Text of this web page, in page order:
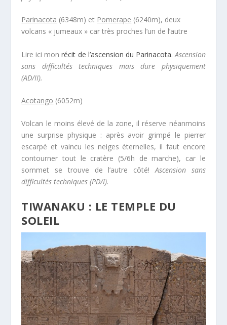
Parinacota (6348m) et Pomerape (6240m), deux
volcans « jumeaux » car très proches l’un de l’autre
Lire ici monrécit de l’ascension du Parinacota. Ascension
sans difficultés techniques mais dure physiquement
(AD/II).
Acotango (6052m)
Volcan le moins élevé de la zone, il réserve néanmoins
une surprise physique : après avoir grimpé le pierrer
escarpé et vaincu les neiges éternelles, il faut encore
contourner tout le cratère (5/6h de marche), car le
sommet se trouve de l’autre côté!Ascension sans
difficultés techniques (PD/I).
TIWANAKU : LE TEMPLE DU
SOLEIL